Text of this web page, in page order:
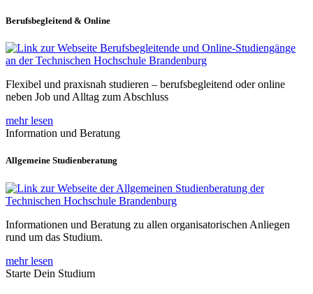
Berufsbegleitend & Online
Flexibel und praxisnah studieren – berufsbegleitend oder online
neben Job und Alltag zum Abschluss
mehr lesen
Information und Beratung
Allgemeine Studienberatung
Informationen und Beratung zu allen organisatorischen Anliegen
rund um das Studium.
mehr lesen
Starte Dein Studium